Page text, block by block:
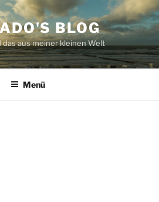
BLOG
das aus meiner kleinen Welt
Menü